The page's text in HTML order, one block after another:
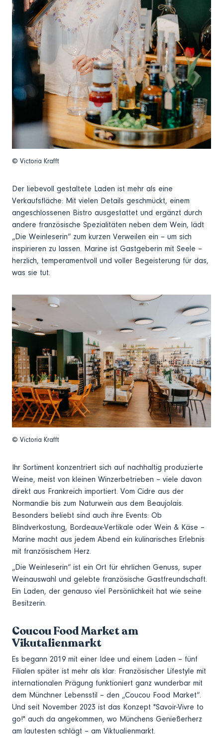
© Victoria Krafft
Der liebevoll gestaltete Laden ist mehr als eine
Verkaufsfläche: Mit vielen Details geschmückt, einem
angeschlossenen Bistro ausgestattet und ergänzt durch
andere französische Spezialitäten neben dem Wein, lädt
„Die Weinleserin“ zum kurzen Verweilen ein – um sich
inspirieren zu lassen. Marine ist Gastgeberin mit Seele –
herzlich, temperamentvoll und voller Begeisterung für das,
was sie tut.
© Victoria Krafft
Ihr Sortiment konzentriert sich auf nachhaltig produzierte
Weine, meist von kleinen Winzerbetrieben – viele davon
direkt aus Frankreich importiert. Vom Cidre aus der
Normandie bis zum Naturwein aus dem Beaujolais.
Besonders beliebt sind auch ihre Events: Ob
Blindverkostung, Bordeaux-Vertikale oder Wein & Käse –
Marine macht aus jedem Abend ein kulinarisches Erlebnis
mit französischem Herz.
„Die Weinleserin“ ist ein Ort für ehrlichen Genuss, super
Weinauswahl und gelebte französische Gastfreundschaft.
Ein Laden, der genauso viel Persönlichkeit hat wie seine
Besitzerin.
Coucou Food Market am
Vikutalienmarkt
Es begann 2019 mit einer Idee und einem Laden – fünf
Filialen später ist mehr als klar: Französischer Lifestyle mit
internationalen Prägung funktioniert ganz wunderbar mit
dem Münchner Lebensstil – den „Coucou Food Market“.
Und seit November 2023 ist das Konzept "Savoir-Vivre to
go!" auch da angekommen, wo Münchens Genießerherz
am lautesten schlägt – am Viktualienmarkt.